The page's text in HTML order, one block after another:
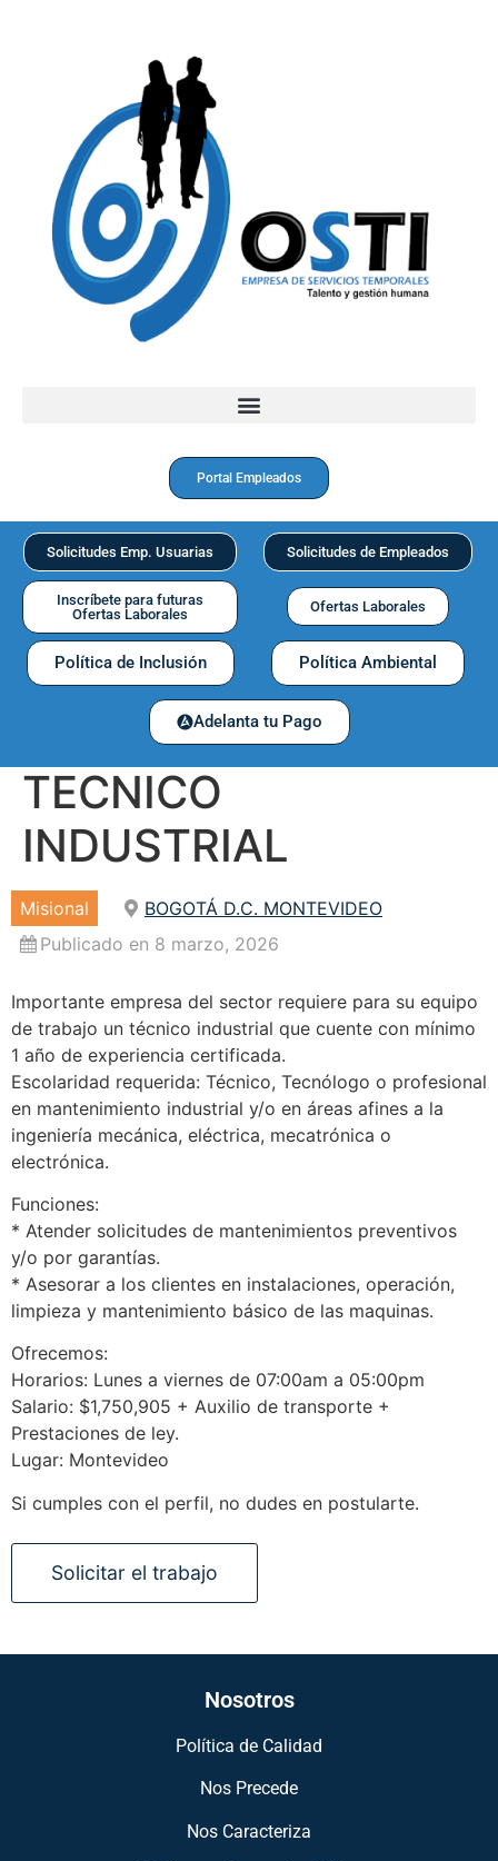
Portal Empleados
Solicitudes Emp. Usuarias Solicitudes de Empleados
Inscríbete para futuras
Ofertas Laborales
Ofertas Laborales
Política de Inclusión Política Ambiental
Adelanta tu Pago
TECNICO
INDUSTRIAL
Misional
BOGOTÁ D.C. MONTEVIDEO
Publicado en 8 marzo, 2026
Importante empresa del sector requiere para su equipo
de trabajo un técnico industrial que cuente con mínimo
1 año de experiencia certificada.
Escolaridad requerida: Técnico, Tecnólogo o profesional
en mantenimiento industrial y/o en áreas afines a la
ingeniería mecánica, eléctrica, mecatrónica o
electrónica.
Funciones:
* Atender solicitudes de mantenimientos preventivos
y/o por garantías.
* Asesorar a los clientes en instalaciones, operación,
limpieza y mantenimiento básico de las maquinas.
Ofrecemos:
Horarios: Lunes a viernes de 07:00am a 05:00pm
Salario: $1,750,905 + Auxilio de transporte +
Prestaciones de ley.
Lugar: Montevideo
Si cumples con el perfil, no dudes en postularte.
Nosotros
Política de Calidad
Nos Precede
Nos Caracteriza